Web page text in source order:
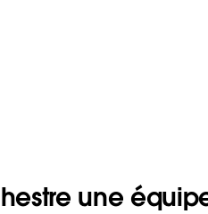
une